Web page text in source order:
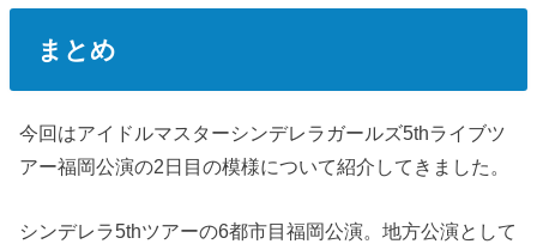
まとめ
今回はアイドルマスターシンデレラガールズ5thライブツ
アー福岡公演の2日目の模様について紹介してきました。
シンデレラ5thツアーの6都市目福岡公演。地方公演として